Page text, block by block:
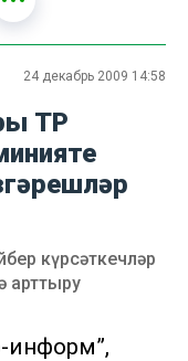
24 декабрь 2009 14:58
ТР
күрсәткечләр
арттыру
информ”,